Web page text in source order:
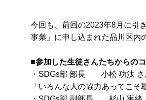
今回も、前回の2023年8月に引
事業」に申し込まれた品川区内
■参加した生徒さんたちからの
・SDGs部 部長 小松 功汰 さ
「いろんな人の協力あってこ